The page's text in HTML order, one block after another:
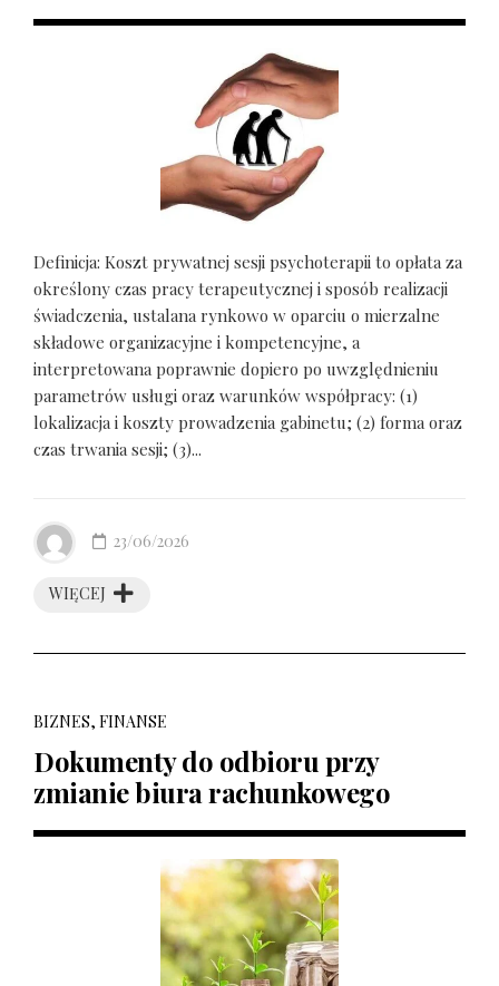
Definicja: Koszt prywatnej sesji psychoterapii to opłata za
określony czas pracy terapeutycznej i sposób realizacji
świadczenia, ustalana rynkowo w oparciu o mierzalne
składowe organizacyjne i kompetencyjne, a
interpretowana poprawnie dopiero po uwzględnieniu
parametrów usługi oraz warunków współpracy: (1)
lokalizacja i koszty prowadzenia gabinetu; (2) forma oraz
czas trwania sesji; (3)...
WIĘCEJ
23/06/2026
BIZNES, FINANSE
Dokumenty do odbioru przy
zmianie biura rachunkowego